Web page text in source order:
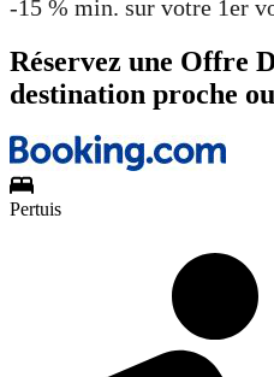
-15 % min. sur votre 1er
Réservez une Offre
destination proche
Pertuis